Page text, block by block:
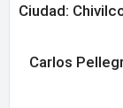
Ciudad:
Carlos